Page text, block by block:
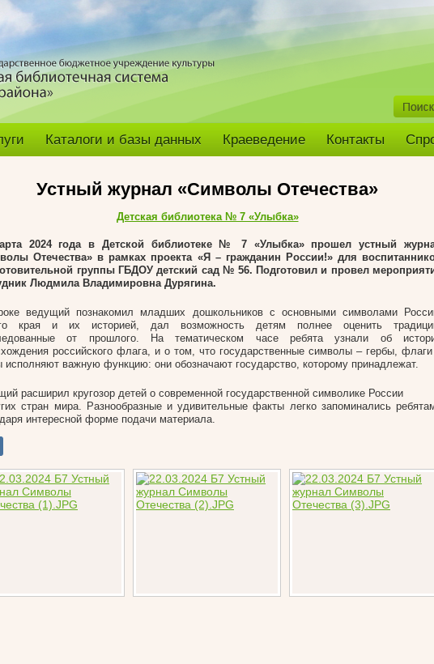
Каталоги и базы данных Краеведение Контакты
Устный журнал «Символы Отечества»
Детская библиотека № 7 «Улыбка»
2024 годав Детской библиотеке № 7 «Улыбка» прошел устный
Отечества» в рамках проекта «Я – гражданин России!» для
группы ГБДОУ детский сад № 56. Подготовил и провел
Людмила Владимировна Дурягина.
ведущий познакомил младших дошкольников с основными символами
края и их историей, дал возможность детям полнее оценить
от прошлого. На тематическом часе ребята узнали об
российского флага, и о том, что государственные символы – гербы,
исполняют важную функцию: они обозначают государство, которому принадлежат.
расширил кругозор детей о современной государственной символике России
стран мира. Разнообразные и удивительные факты легко запоминались
интересной форме подачи материала.